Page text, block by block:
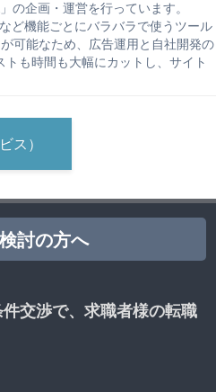
の企画・運営を行っています。
ど機能ごとにバラバラで使うツール
可能なため、広告運用と自社開発の
も時間も大幅にカットし、サイト
ス）
討の方へ
交渉で、求職者様の転職